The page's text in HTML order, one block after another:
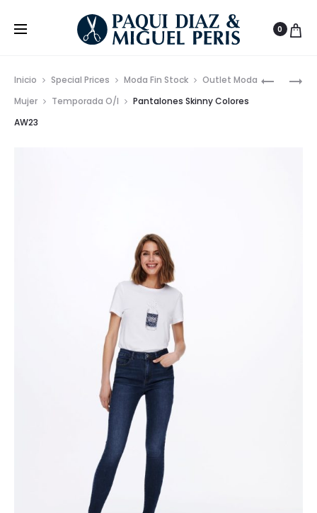
0
Inicio Special Prices Moda Fin Stock
Outlet Moda
Mujer
Temporada O/I
Pantalones Skinny Colores
AW23